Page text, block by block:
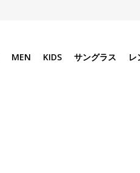
MEN KIDS サングラス レ